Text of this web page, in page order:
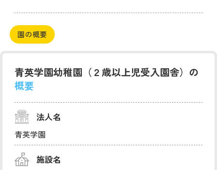
園の概要
青英学園幼稚園（２歳以上児受入園舎）の
概要
法人名
青英学園
施設名